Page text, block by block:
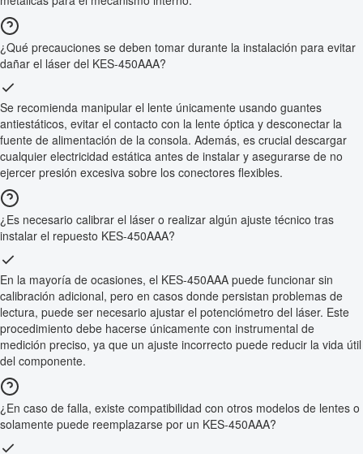
¿Qué precauciones se deben tomar durante la instalación para evitar
dañar el láser del KES-450AAA?
Se recomienda manipular el lente únicamente usando guantes
antiestáticos, evitar el contacto con la lente óptica y desconectar la
fuente de alimentación de la consola. Además, es crucial descargar
cualquier electricidad estática antes de instalar y asegurarse de no
ejercer presión excesiva sobre los conectores flexibles.
¿Es necesario calibrar el láser o realizar algún ajuste técnico tras
instalar el repuesto KES-450AAA?
En la mayoría de ocasiones, el KES-450AAA puede funcionar sin
calibración adicional, pero en casos donde persistan problemas de
lectura, puede ser necesario ajustar el potenciómetro del láser. Este
procedimiento debe hacerse únicamente con instrumental de
medición preciso, ya que un ajuste incorrecto puede reducir la vida útil
del componente.
¿En caso de falla, existe compatibilidad con otros modelos de lentes o
solamente puede reemplazarse por un KES-450AAA?